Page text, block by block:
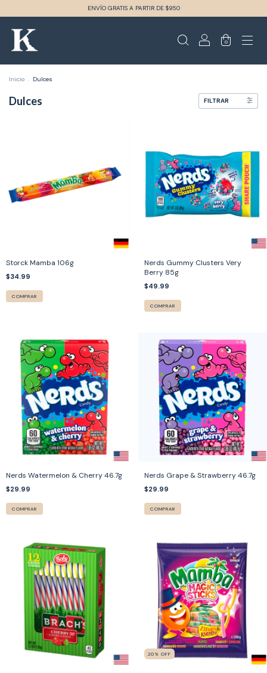
ENVÍO GRATIS A PARTIR DE $950
0
Inicio . Dulces
Dulces FILTRAR
Storck Mamba 106g
$34.99
COMPRAR
Nerds Gummy Clusters Very
Berry 85g
$49.99
COMPRAR
Nerds Watermelon & Cherry 46.7g
$29.99
COMPRAR
Nerds Grape & Strawberry 46.7g
$29.99
COMPRAR
20 % OFF